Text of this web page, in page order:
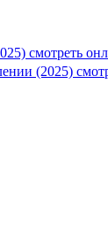
смотреть
(2025)